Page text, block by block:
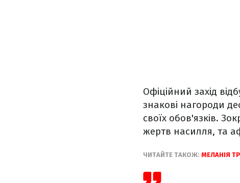
Офіційний захід
знакові нагороди
своїх обов'язків.
жертв насилля, та
ЧИТАЙТЕ ТАКОЖ: МЕЛАНІЯ